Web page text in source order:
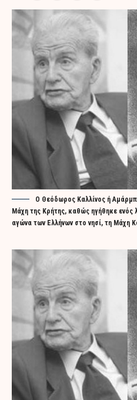
Ο Θεόδωρος Καλλίνος ή
Μάχη της Κρήτης, καθώς ηγήθηκε ενός
αγώνα των Ελλήνων στο νησί, τη Μάχη